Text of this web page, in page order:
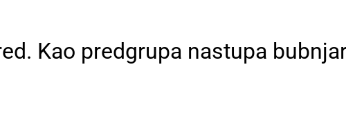
Kao predgrupa nastupa